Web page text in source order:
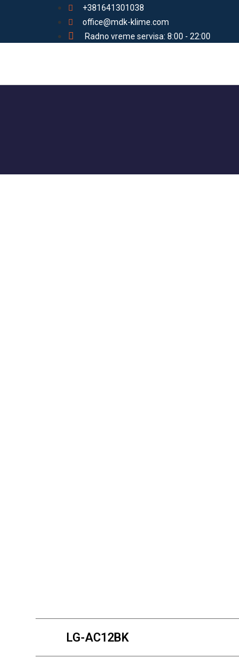
+381641301038
office@mdk-klime.com
Radno vreme servisa: 8:00 - 22:00
LG-AC12BK